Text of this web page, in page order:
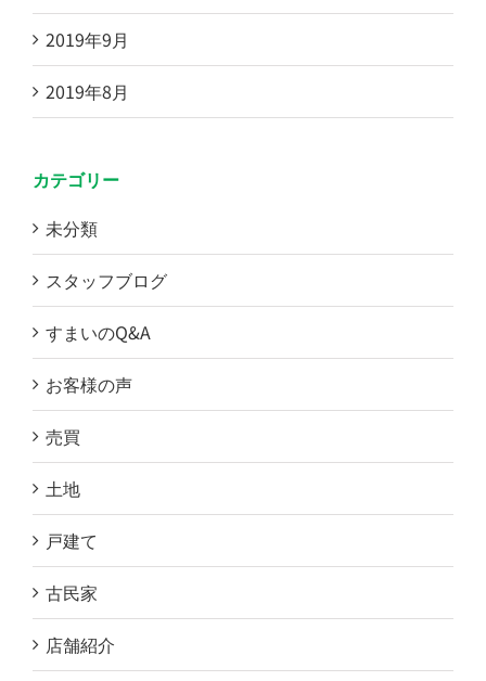
2019年9月
2019年8月
カテゴリー
未分類
スタッフブログ
すまいのQ&A
お客様の声
売買
土地
戸建て
古民家
店舗紹介